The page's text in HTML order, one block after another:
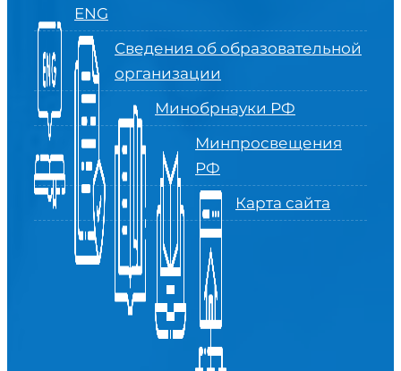
ENG
Сведения об образовательной
организации
Минобрнауки РФ
Минпросвещения
РФ
Карта сайта